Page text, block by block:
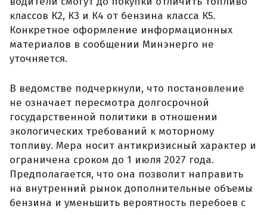
классов К2, К3 и К4 от бензина класса К5.
Конкретное оформление информационных
материалов в сообщении Минэнерго не
уточняется.
В ведомстве подчеркнули, что постановление
не означает пересмотра долгосрочной
государственной политики в отношении
экологических требований к моторному
топливу. Мера носит антикризисный характер и
ограничена сроком до 1 июля 2027 года.
Предполагается, что она позволит направить
на внутренний рынок дополнительные объемы
бензина и уменьшить вероятность перебоев с